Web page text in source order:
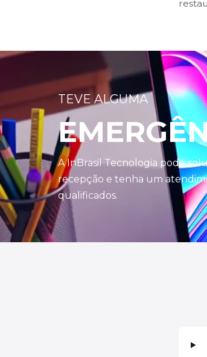
TEVE ALGUMA
A InBrasil Tecnologia pode
recepção e tenha um
qualificados.